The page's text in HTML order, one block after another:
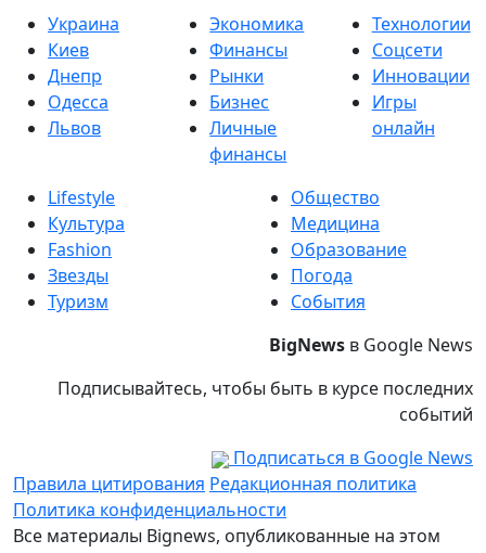
Украина
Киев
Днепр
Одесса
Львов
Экономика
Финансы
Рынки
Бизнес
Личные
финансы
Технологии
Соцсети
Инновации
Игры
онлайн
Lifestyle
Культура
Fashion
Звезды
Туризм
Общество
Медицина
Образование
Погода
События
BigNews в Google News
Подписывайтесь, чтобы быть в курсе последних
событий
Подписаться в Google News
Правила цитирования Редакционная политика
Политика конфиденциальности
Все материалы Bignews, опубликованные на этом